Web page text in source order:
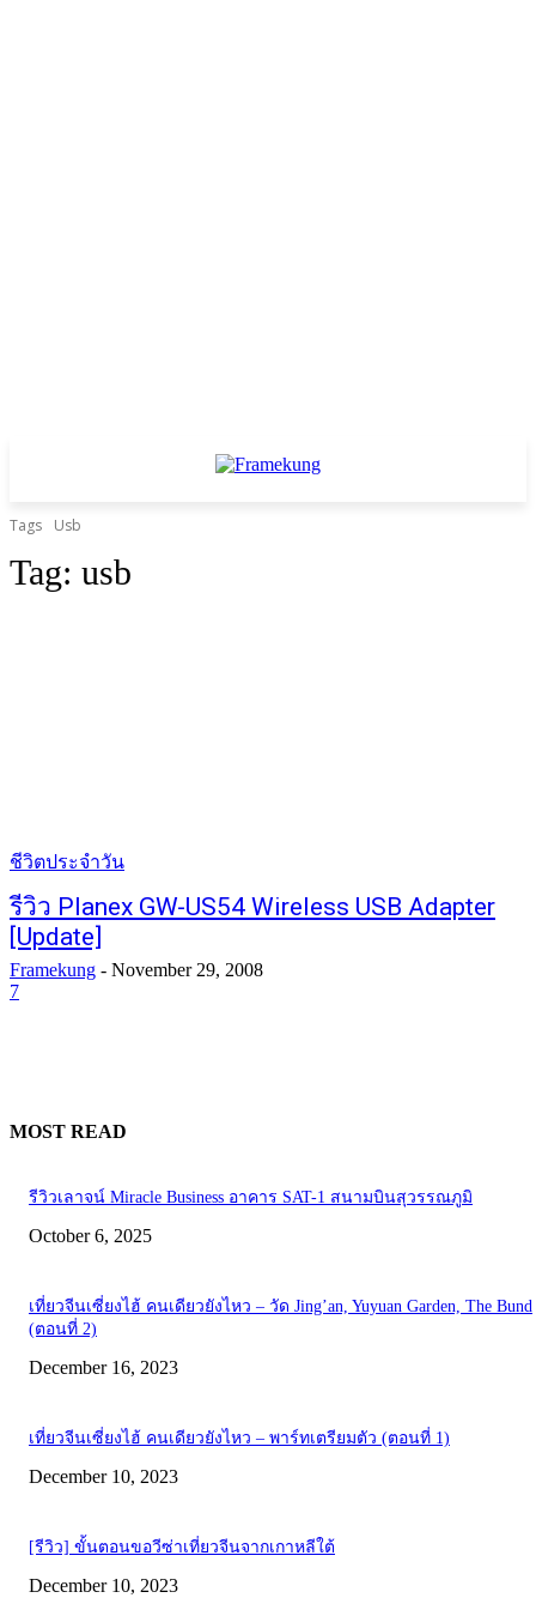
Tags Usb
Tag: usb
ชีวิตประจำวัน
รีวิว Planex GW-US54 Wireless USB Adapter
[Update]
Framekung - November 29, 2008
7
MOST READ
รีวิวเลาจน์ Miracle Business อาคาร SAT-1 สนามบินสุวรรณภูมิ
October 6, 2025
เที่ยวจีนเซี่ยงไฮ้ คนเดียวยังไหว – วัด Jing’an, Yuyuan Garden, The Bund
(ตอนที่ 2)
December 16, 2023
เที่ยวจีนเซี่ยงไฮ้ คนเดียวยังไหว – พาร์ทเตรียมตัว (ตอนที่ 1)
December 10, 2023
[รีวิว] ขั้นตอนขอวีซ่าเที่ยวจีนจากเกาหลีใต้
December 10, 2023